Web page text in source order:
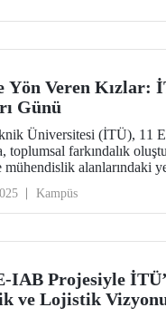
Yön Veren Kızlar:
Günü
Üniversitesi (İTÜ), 11
toplumsal farkındalık
alanlarındaki
Kampüs
IAB Projesiyle
ve Lojistik